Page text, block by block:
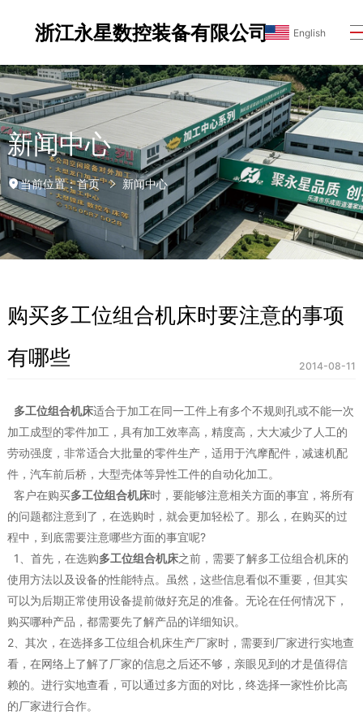
浙江永星数控装备有限公司 English
新闻中心
当前位置：首页 新闻中心
购买多工位组合机床时要注意的事项
有哪些
2014-08-11
多工位组合机床适合于加工在同一工件上有多个不规则孔或不能一次
加工成型的零件加工，具有加工效率高，精度高，大大减少了人工的
劳动强度，非常适合大批量的零件生产，适用于汽摩配件，减速机配
件，汽车前后桥，大型壳体等异性工件的自动化加工。
客户在购买多工位组合机床时，要能够注意相关方面的事宜，将所有
的问题都注意到了，在选购时，就会更加轻松了。那么，在购买的过
程中，到底需要注意哪些方面的事宜呢?
1、首先，在选购多工位组合机床之前，需要了解多工位组合机床的
使用方法以及设备的性能特点。虽然，这些信息看似不重要，但其实
可以为后期正常使用设备提前做好充足的准备。无论在任何情况下，
购买哪种产品，都需要先了解产品的详细知识。
2、其次，在选择多工位组合机床生产厂家时，需要到厂家进行实地查
看，在网络上了解了厂家的信息之后还不够，亲眼见到的才是值得信
赖的。进行实地查看，可以通过多方面的对比，终选择一家性价比高
的厂家进行合作。